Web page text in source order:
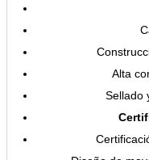
Alta
Sellado